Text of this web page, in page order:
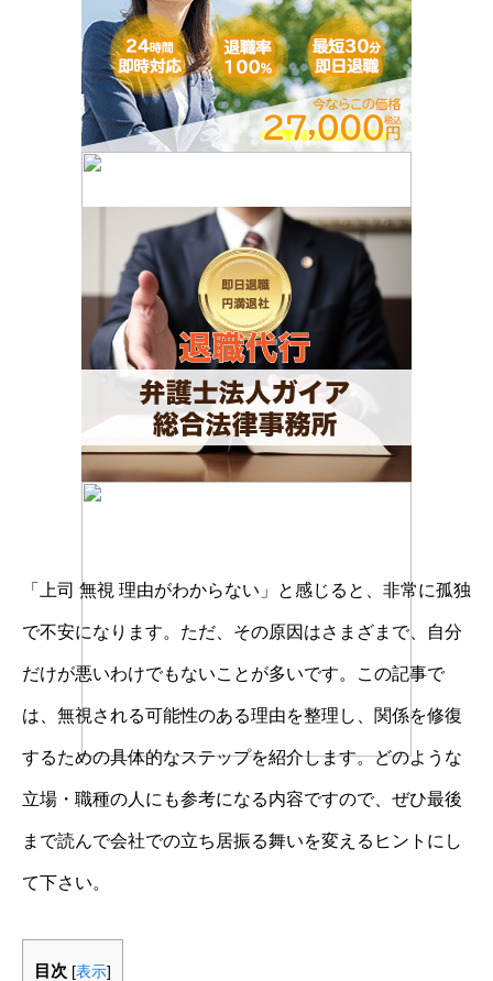
「上司 無視 理由がわからない」と感じると、非常に孤独
で不安になります。ただ、その原因はさまざまで、自分
だけが悪いわけでもないことが多いです。この記事で
は、無視される可能性のある理由を整理し、関係を修復
するための具体的なステップを紹介します。どのような
立場・職種の人にも参考になる内容ですので、ぜひ最後
まで読んで会社での立ち居振る舞いを変えるヒントにし
て下さい。
目次 [表示]